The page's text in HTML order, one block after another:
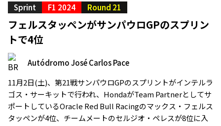
Sprint
F1 2024 Round 21
フェルスタッペンがサンパウロGPのスプリン
トで4位
Autódromo José Carlos Pace
11月2日(土)、第21戦サンパウロGPのスプリントがインテルラ
ゴス・サーキットで行われ、HondaがTeam Partnerとしてサ
ポートしているOracle Red Bull Racingのマックス・フェルス
タッペンが4位、チームメートのセルジオ・ペレスが8位に入